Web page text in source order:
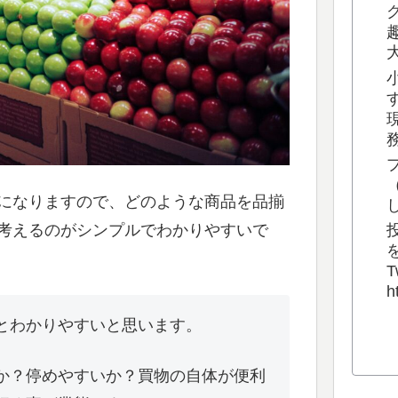
なりますので、どのような商品を品揃
えるのがシンプルでわかりやすいで
かりやすいと思います。
停めやすいか？買物の自体が便利